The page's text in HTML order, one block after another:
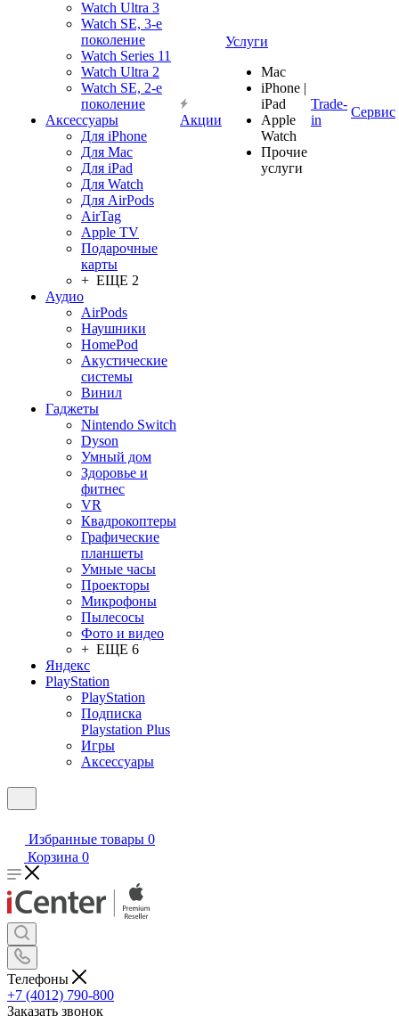
Watch Ultra 3
Watch SE, 3-е
поколение
Watch Series 11
Watch Ultra 2
Watch SE, 2-е
поколение
Аксессуары
Для iPhone
Для Mac
Для iPad
Для Watch
Для AirPods
AirTag
Apple TV
Подарочные
карты
+ ЕЩЕ 2
Аудио
AirPods
Наушники
HomePod
Акустические
системы
Винил
Гаджеты
Nintendo Switch
Dyson
Умный дом
Здоровье и
фитнес
VR
Квадрокоптеры
Графические
планшеты
Умные часы
Проекторы
Микрофоны
Пылесосы
Фото и видео
+ ЕЩЕ 6
Яндекс
PlayStation
PlayStation
Подписка
Playstation Plus
Игры
Аксессуары
Акции
Услуги
Mac
iPhone |
iPad
Apple
Watch
Прочие
услуги
Trade-
in
Сервис
Избранные товары 0
Корзина 0
Телефоны
+7 (4012) 790-800
Заказать звонок